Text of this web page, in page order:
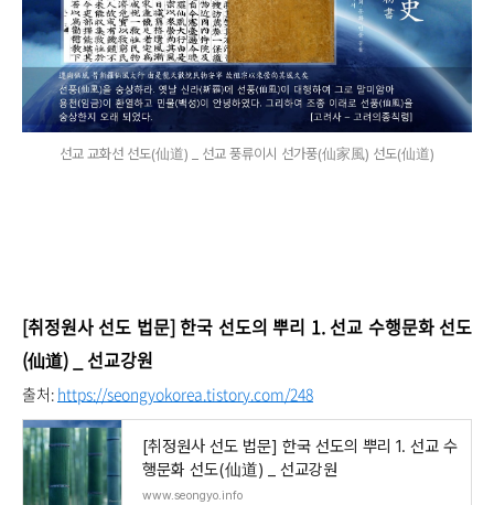
선교 교화선 선도(仙道) _ 선교 풍류이시 선가풍(仙家風) 선도(仙道)
[취정원사 선도 법문] 한국 선도의 뿌리 1. 선교 수행문화 선도
(仙道) _ 선교강원
출처: https://seongyokorea.tistory.com/248
[취정원사 선도 법문] 한국 선도의 뿌리 1. 선교 수
행문화 선도(仙道) _ 선교강원
www.seongyo.info